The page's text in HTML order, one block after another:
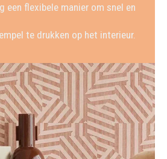
een flexibele manier om snel en
te drukken op het interieur.